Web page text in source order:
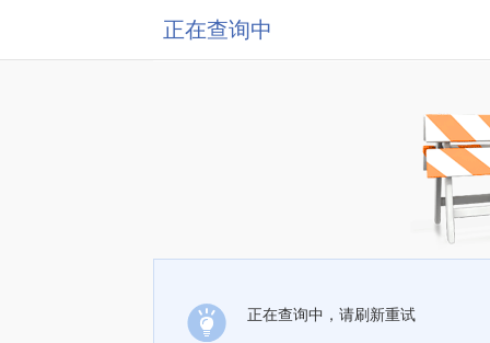
正在查询中
正在查询中，请刷新重试